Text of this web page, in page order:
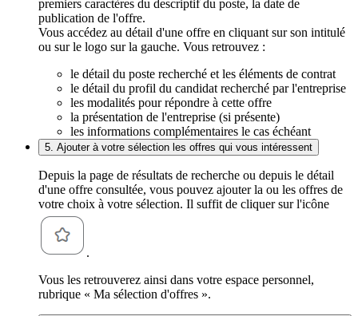
premiers caractères du descriptif du poste, la date de
publication de l'offre.
Vous accédez au détail d'une offre en cliquant sur son intitulé
ou sur le logo sur la gauche. Vous retrouvez :
le détail du poste recherché et les éléments de contrat
le détail du profil du candidat recherché par l'entreprise
les modalités pour répondre à cette offre
la présentation de l'entreprise (si présente)
les informations complémentaires le cas échéant
5. Ajouter à votre sélection les offres qui vous intéressent
Depuis la page de résultats de recherche ou depuis le détail
d'une offre consultée, vous pouvez ajouter la ou les offres de
votre choix à votre sélection. Il suffit de cliquer sur l'icône
.
Vous les retrouverez ainsi dans votre espace personnel,
rubrique « Ma sélection d'offres ».